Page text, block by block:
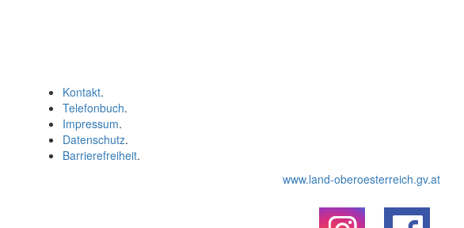
Kontakt.
Telefonbuch.
Impressum.
Datenschutz.
Barrierefreiheit.
www.land-oberoesterreich.gv.at